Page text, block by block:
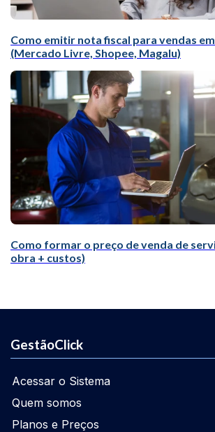
Como emitir nota fiscal para vendas
(Mercado Livre, Shopee, Magalu)
Como formar o preço de venda de
obra + custos)
GestãoClick
Acessar o Sistema
Quem somos
Planos e Preços